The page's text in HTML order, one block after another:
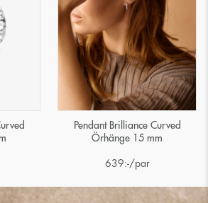
Pendant Brilliance Curved
Örhänge 15 mm
639:-/par